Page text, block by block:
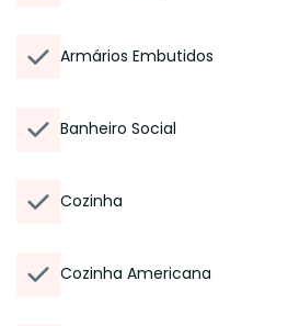
Armários Embutidos
Banheiro Social
Cozinha
Cozinha Americana